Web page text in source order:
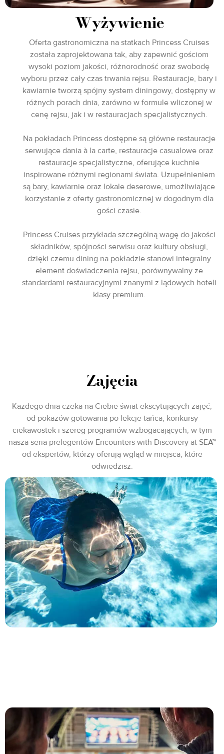
Wyżywienie
Oferta gastronomiczna na statkach Princess Cruises
została zaprojektowana tak, aby zapewnić gościom
wysoki poziom jakości, różnorodność oraz swobodę
wyboru przez cały czas trwania rejsu. Restauracje, bary i
kawiarnie tworzą spójny system diningowy, dostępny w
różnych porach dnia, zarówno w formule wliczonej w
cenę rejsu, jak i w restauracjach specjalistycznych.
Na pokładach Princess dostępne są główne restauracje
serwujące dania à la carte, restauracje casualowe oraz
restauracje specjalistyczne, oferujące kuchnie
inspirowane różnymi regionami świata. Uzupełnieniem
są bary, kawiarnie oraz lokale deserowe, umożliwiające
korzystanie z oferty gastronomicznej w dogodnym dla
gości czasie.
Princess Cruises przykłada szczególną wagę do jakości
składników, spójności serwisu oraz kultury obsługi,
dzięki czemu dining na pokładzie stanowi integralny
element doświadczenia rejsu, porównywalny ze
standardami restauracyjnymi znanymi z lądowych hoteli
klasy premium.
Zajęcia
Każdego dnia czeka na Ciebie świat ekscytujących zajęć,
od pokazów gotowania po lekcje tańca, konkursy
ciekawostek i szereg programów wzbogacających, w tym
nasza seria prelegentów Encounters with Discovery at SEA™
od ekspertów, którzy oferują wgląd w miejsca, które
odwiedzisz.